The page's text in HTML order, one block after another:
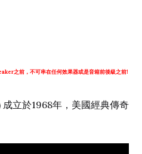
之前，不可串在任何效果器或是音箱前後級之前!
立於1968年，美國經典傳奇